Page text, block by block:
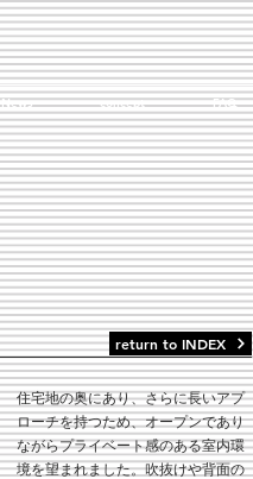
News concept FAQ
return to INDEX
住宅地の奥にあり、さらに長いアプ
ローチを持つため、オープンであり
ながらプライベート感のある室内環
境を望まれました。吹抜けや背面の